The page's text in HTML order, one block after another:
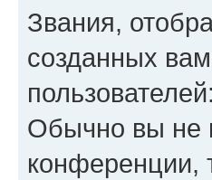
Звания,
созданных
Обычно вы не
конференции,